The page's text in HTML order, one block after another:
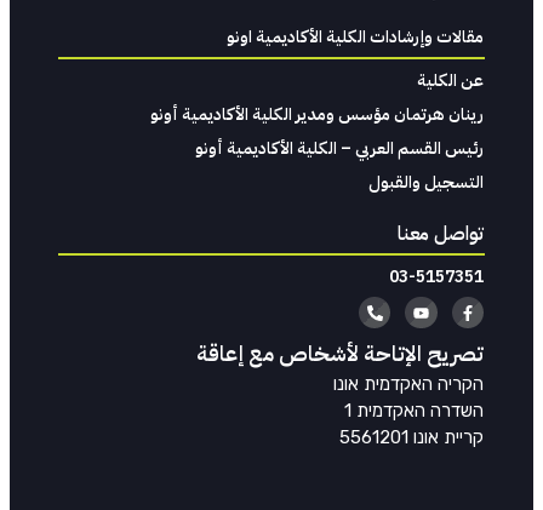
مقالات وإرشادات الكلية الأكاديمية اونو
عن الكلية
رينان هرتمان مؤسس ومدير الكلية الأكاديمية أونو
رئيس القسم العربي – الكلية الأكاديمية أونو
التسجيل والقبول
تواصل معنا
03-5157351
تصريح الإتاحة لأشخاص مع إعاقة
הקריה האקדמית אונו
השדרה האקדמית 1
קריית אונו 5561201